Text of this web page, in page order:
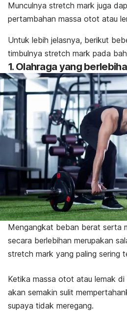
Munculnya stretch mark juga
pertambahan massa otot atau
Untuk lebih jelasnya, berikut
timbulnya stretch mark pada
1. Olahraga yang
Mengangkat beban berat serta
secara berlebihan merupakan
stretch mark yang paling sering
Ketika massa otot atau lemak
akan semakin sulit
supaya tidak meregang.